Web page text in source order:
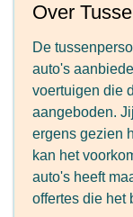
Over
De
auto's
voertuigen die
aangeboden.
ergens gezien
kan het
auto's heeft
offertes die het